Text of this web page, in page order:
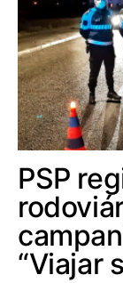
PSP
“Viajar